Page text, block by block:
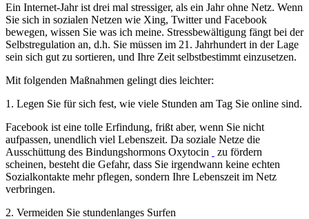
Ein Internet-Jahr ist drei mal stressiger, als ein Jahr ohne Netz. Wenn
Sie sich in sozialen Netzen wie Xing, Twitter und Facebook
bewegen, wissen Sie was ich meine. Stressbewältigung fängt bei der
Selbstregulation an, d.h. Sie müssen im 21. Jahrhundert in der Lage
sein sich gut zu sortieren, und Ihre Zeit selbstbestimmt einzusetzen.
Mit folgenden Maßnahmen gelingt dies leichter:
1. Legen Sie für sich fest, wie viele Stunden am Tag Sie online sind.
Facebook ist eine tolle Erfindung, frißt aber, wenn Sie nicht
aufpassen, unendlich viel Lebenszeit. Da soziale Netze die
Ausschüttung des Bindungshormons Oxytocin
zu fördern
scheinen, besteht die Gefahr, dass Sie irgendwann keine echten
Sozialkontakte mehr pflegen, sondern Ihre Lebenszeit im Netz
verbringen.
2. Vermeiden Sie stundenlanges Surfen